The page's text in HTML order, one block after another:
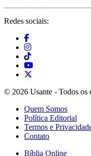
Redes sociais:
© 2026 Usante - Todos os
Quem Somos
Política Editorial
Termos e
Contato
Bíblia Online